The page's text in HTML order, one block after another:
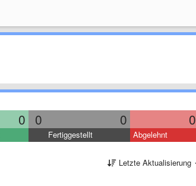
0 0 0 0
Fertiggestellt Abgelehnt
Letzte Aktualisierung